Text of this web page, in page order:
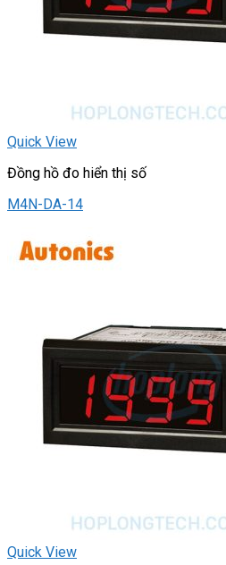
Quick View
Đồng hồ đo hiển thị số
M4N-DA-14
Quick View